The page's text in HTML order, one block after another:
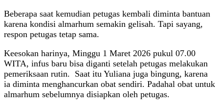
Beberapa saat kemudian petugas kembali diminta bantuan
karena kondisi almarhum semakin gelisah. Tapi sayang,
respon petugas tetap sama.
‎Keesokan harinya, Minggu 1 Maret 2026 pukul 07.00
WITA, infus baru bisa diganti setelah petugas melakukan
pemeriksaan rutin. Saat itu Yuliana juga bingung, karena
ia diminta menghancurkan obat sendiri. Padahal obat untuk
almarhum sebelumnya disiapkan oleh petugas.